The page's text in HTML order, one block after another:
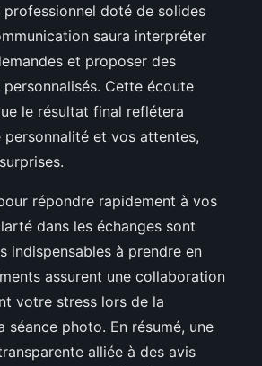
doté de solides
saura interpréter
et proposer des
Cette écoute
le résultat final reflétera
et vos attentes,
répondre rapidement à vos
dans les échanges sont
indispensables à prendre en
assurent une collaboration
votre stress lors de la
séance photo. En résumé, une
alliée à des avis